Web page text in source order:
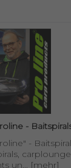
-
-
carplounge
un... [mehr]